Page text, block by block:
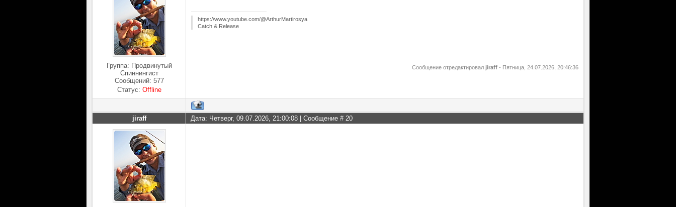
Группа: Продвинутый
Спиннингист
Сообщений: 577
Статус: Offline
https://www.youtube.com/@ArthurMartirosya
Catch & Release
Сообщение отредактировал jiraff - Пятница, 24.07.2026, 20:46:36
jiraff Дата: Четверг, 09.07.2026, 21:00:08 | Сообщение # 20